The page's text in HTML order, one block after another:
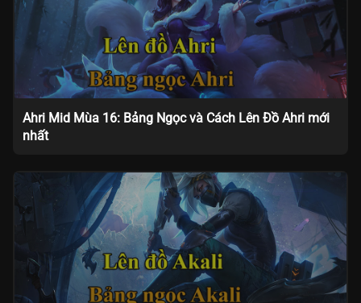
Ahri Mid Mùa 16: Bảng Ngọc và Cách Lên Đồ Ahri mới
nhất